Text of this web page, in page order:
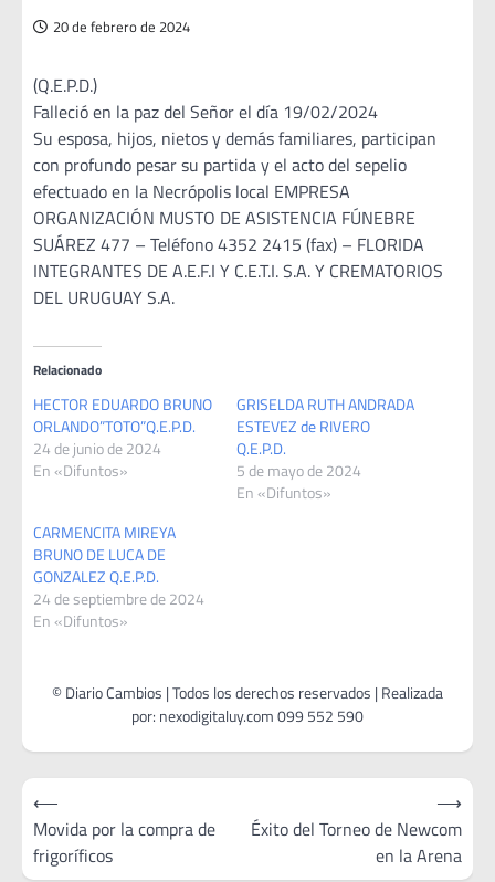
20 de febrero de 2024
(Q.E.P.D.)
Falleció en la paz del Señor el día 19/02/2024
Su esposa, hijos, nietos y demás familiares, participan
con profundo pesar su partida y el acto del sepelio
efectuado en la Necrópolis local EMPRESA
ORGANIZACIÓN MUSTO DE ASISTENCIA FÚNEBRE
SUÁREZ 477 – Teléfono 4352 2415 (fax) – FLORIDA
INTEGRANTES DE A.E.F.I Y C.E.T.I. S.A. Y CREMATORIOS
DEL URUGUAY S.A.
Relacionado
HECTOR EDUARDO BRUNO
ORLANDO”TOTO”Q.E.P.D.
24 de junio de 2024
En «Difuntos»
GRISELDA RUTH ANDRADA
ESTEVEZ de RIVERO
Q.E.P.D.
5 de mayo de 2024
En «Difuntos»
CARMENCITA MIREYA
BRUNO DE LUCA DE
GONZALEZ Q.E.P.D.
24 de septiembre de 2024
En «Difuntos»
Navegación
de
entradas
⟵
Movida por la compra de
frigoríficos
Éxito del Torneo de Newcom
en la Arena
⟶